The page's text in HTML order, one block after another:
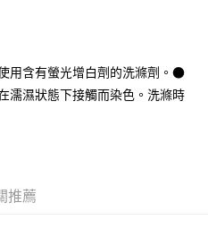
永豐商業銀行
星展（台灣）商業銀行
用含有螢光增白劑的洗滌劑。●
濡濕狀態下接觸而染色。洗滌時
推薦